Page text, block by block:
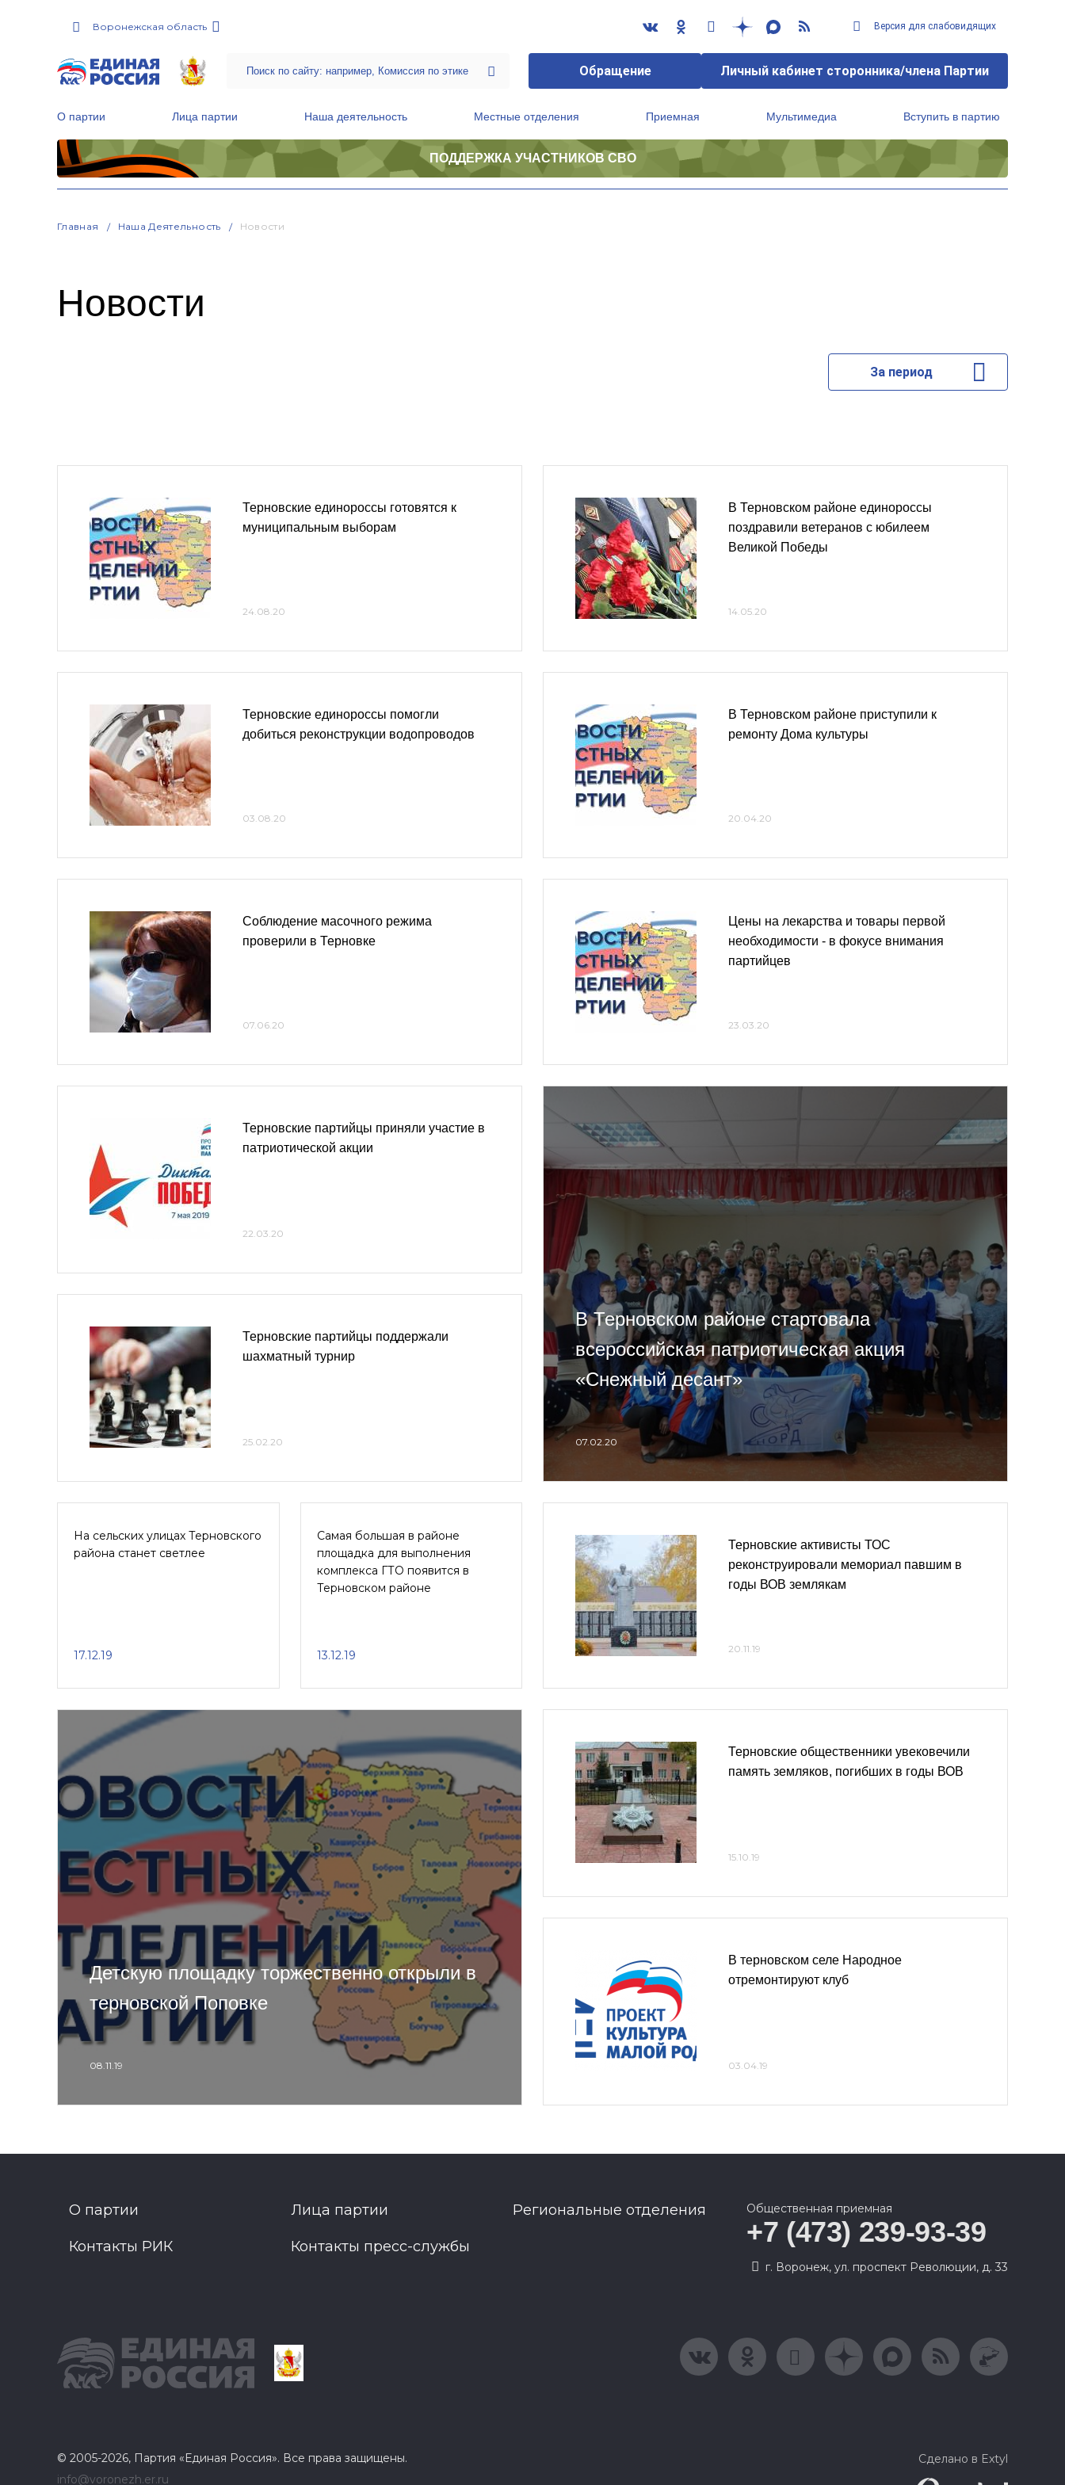
Воронежская область Версия для слабовидящих
Обращение Личный кабинет сторонника/члена Партии
О партии Лица партии Наша деятельность Местные отделения Приемная Мультимедиа Вступить в партию
ПОДДЕРЖКА УЧАСТНИКОВ СВО
Главная Наша Деятельность Новости
Новости
За период
Терновские единороссы готовятся к
муниципальным выборам
24.08.20
Терновские единороссы помогли
добиться реконструкции водопроводов
03.08.20
Соблюдение масочного режима
проверили в Терновке
07.06.20
В Терновском районе единороссы
поздравили ветеранов с юбилеем
Великой Победы
14.05.20
В Терновском районе приступили к
ремонту Дома культуры
20.04.20
Цены на лекарства и товары первой
необходимости - в фокусе внимания
партийцев
23.03.20
Терновские партийцы приняли участие в
патриотической акции
22.03.20
Терновские партийцы поддержали
шахматный турнир
25.02.20
В Терновском районе стартовала
всероссийская патриотическая акция
«Снежный десант»
07.02.20
На сельских улицах Терновского
района станет светлее
17.12.19
Самая большая в районе
площадка для выполнения
комплекса ГТО появится в
Терновском районе
13.12.19
Терновские активисты ТОС
реконструировали мемориал павшим в
годы ВОВ землякам
20.11.19
Детскую площадку торжественно открыли в
терновской Поповке
08.11.19
Терновские общественники увековечили
память земляков, погибших в годы ВОВ
15.10.19
В терновском селе Народное
отремонтируют клуб
03.04.19
О партии Лица партии Региональные отделения
Контакты РИК Контакты пресс-службы
Общественная приемная
+7 (473) 239-93-39
г. Воронеж, ул. проспект Революции, д. 33
© 2005-2026, Партия «Единая Россия». Все права защищены.
info@voronezh.er.ru
Сделано в Extyl